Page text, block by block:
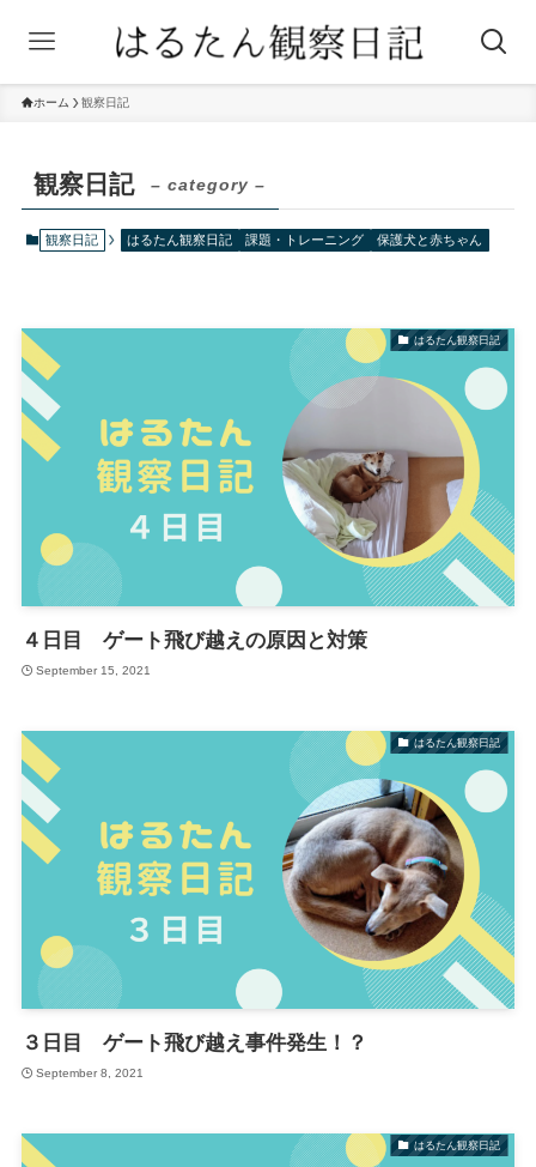
ホーム 観察日記
観察日記 – category –
観察日記 はるたん観察日記 課題・トレーニング 保護犬と赤ちゃん
はるたん観察日記
４日目 ゲート飛び越えの原因と対策
September 15, 2021
はるたん観察日記
３日目 ゲート飛び越え事件発生！？
September 8, 2021
はるたん観察日記